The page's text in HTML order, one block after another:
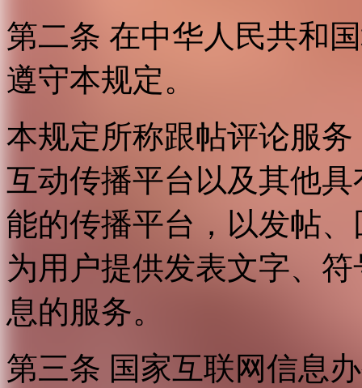
第二条 在中华人民共和
遵守本规定。
本规定所称跟帖评论服
互动传播平台以及其他
能的传播平台，以发帖
为用户提供发表文字、
息的服务。
第三条 国家互联网信息